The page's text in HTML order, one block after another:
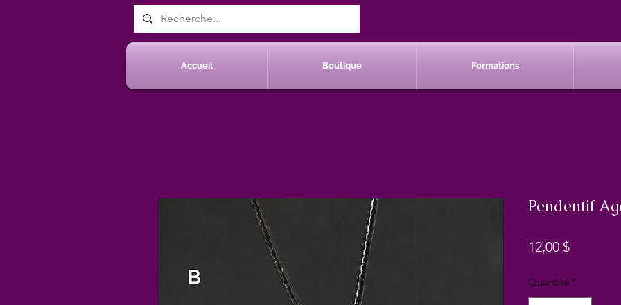
Accueil Boutique Formations
Pendentif
12,00 $Prix
Quantité *